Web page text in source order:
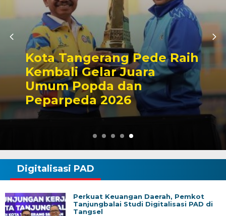
Perayaan HUT Ke-48,
Ribuan Warga Antusias
Ikuti Ruwat Laut di Carita
Digitalisasi PAD
Perkuat Keuangan Daerah, Pemkot
Tanjungbalai Studi Digitalisasi PAD di
Tangsel